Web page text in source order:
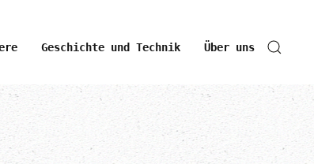
Geschichte und Technik Über uns